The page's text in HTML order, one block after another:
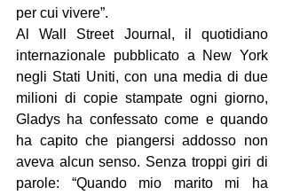
per cui vivere”.
Al Wall Street Journal, il quotidiano
internazionale pubblicato a New York
negli Stati Uniti, con una media di due
milioni di copie stampate ogni giorno,
Gladys ha confessato come e quando
ha capito che piangersi addosso non
aveva alcun senso. Senza troppi giri di
parole: “Quando mio marito mi ha